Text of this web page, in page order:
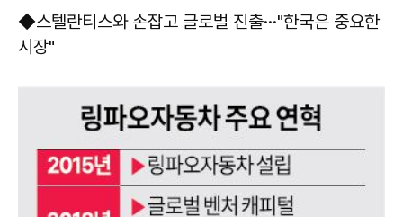
◆스텔란티스와 손잡고 글로벌 진출···"한국은 중요한
시장"